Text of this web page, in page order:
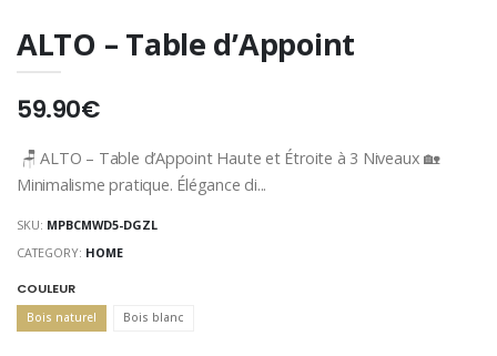
ALTO – Table d’Appoint
59.90€
🪑 ALTO – Table d’Appoint Haute et Étroite à 3 Niveaux 🏡
Minimalisme pratique. Élégance di...
SKU: MPBCMWD5-DGZL
CATEGORY: HOME
COULEUR
Bois naturel Bois blanc